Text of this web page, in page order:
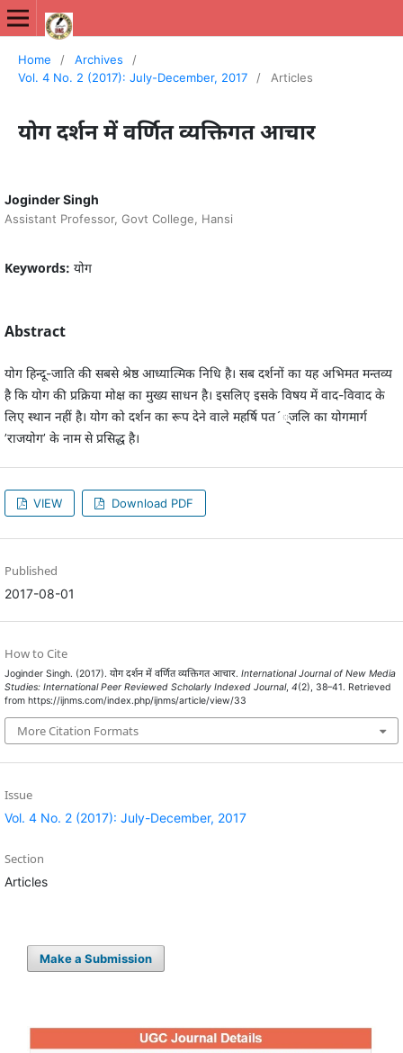
Home / Archives
/
Vol. 4 No. 2 (2017): July-December, 2017
/ Articles
योग दर्शन में वर्णित व्यक्तिगत आचार
Joginder Singh
Assistant Professor, Govt College, Hansi
Keywords: योग
Abstract
योग हिन्दू-जाति की सबसे श्रेष्ठ आध्यात्मिक निधि है। सब दर्शनों का यह अभिमत मन्तव्य
है कि योग की प्रक्रिया मोक्ष का मुख्य साधन है। इसलिए इसके विषय में वाद-विवाद के
लिए स्थान नहीं है। योग को दर्शन का रूप देने वाले महर्षि पत´्जलि का योगमार्ग
’राजयोग’ के नाम से प्रसिद्ध है।
VIEW Download PDF
Published
2017-08-01
How to Cite
Joginder Singh. (2017). योग दर्शन में वर्णित व्यक्तिगत आचार. International Journal of New Media
Studies: International Peer Reviewed Scholarly Indexed Journal, 4(2), 38–41. Retrieved
from https://ijnms.com/index.php/ijnms/article/view/33
More Citation Formats
Issue
Vol. 4 No. 2 (2017): July-December, 2017
Section
Articles
Make a Submission